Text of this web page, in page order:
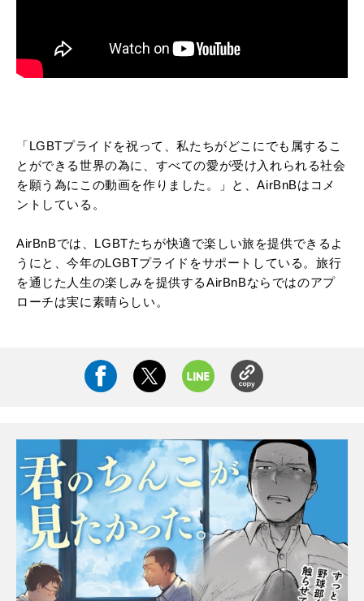
「LGBTプライドを祝って、私たちがどこにでも属するこ
とができる世界の為に、すべての愛が受け入れられる社会
を願う為にこの動画を作りました。」と、AirBnBはコメ
ントしている。
AirBnBでは、LGBTたちが快適で楽しい旅を提供できるよ
うにと、今年のLGBTプライドをサポートしている。旅行
を通じた人生の楽しみを提供するAirBnBならではのアプ
ローチは実に素晴らしい。